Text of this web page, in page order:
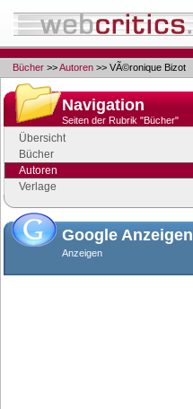
Bücher >>Autoren >> VÃ©ronique Bizot
Navigation
Seiten der Rubrik "Bücher"
Übersicht
Bücher
Autoren
Verlage
Google Anzeigen
Anzeigen